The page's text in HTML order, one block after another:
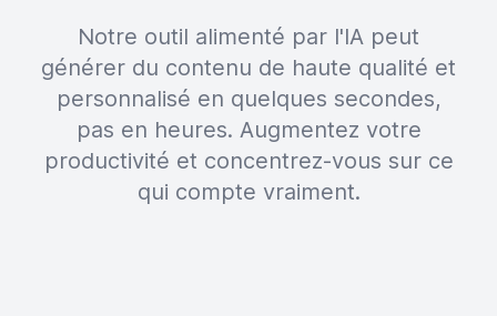
Notre outil alimenté par l'IA peut
générer du contenu de haute qualité et
personnalisé en quelques secondes,
pas en heures. Augmentez votre
productivité et concentrez-vous sur ce
qui compte vraiment.